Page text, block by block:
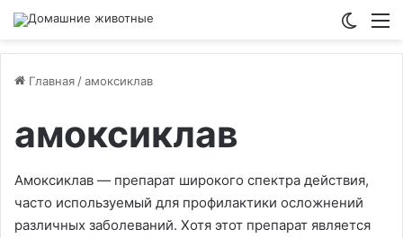
Главная /амоксиклав
амоксиклав
Амоксиклав — препарат широкого спектра действия,
часто используемый для профилактики осложнений
различных заболеваний. Хотя этот препарат является